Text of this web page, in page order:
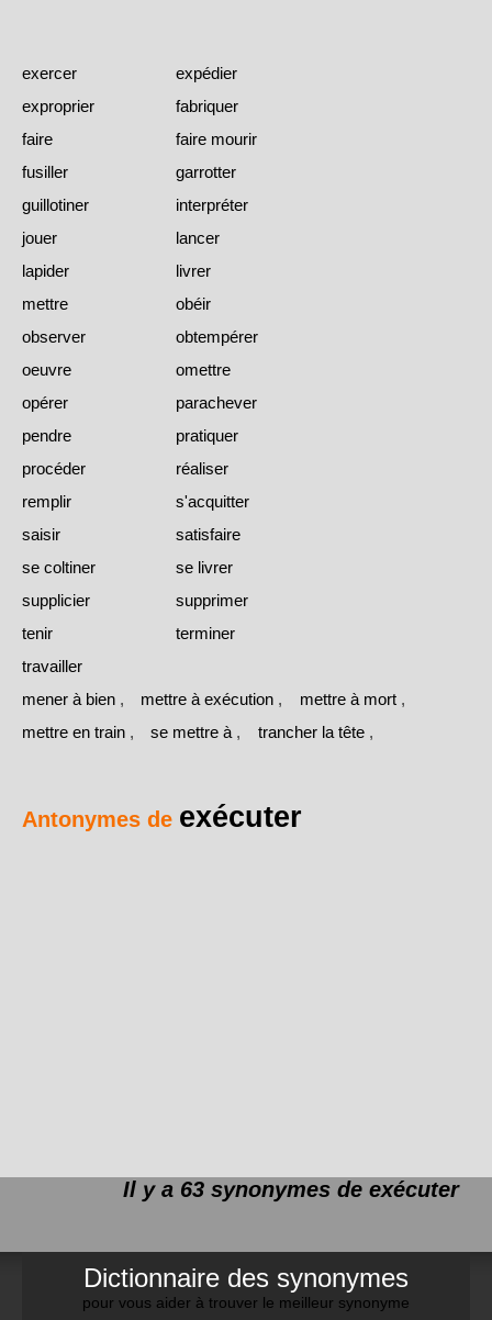
exercer
expédier
exproprier
fabriquer
faire
faire mourir
fusiller
garrotter
guillotiner
interpréter
jouer
lancer
lapider
livrer
mettre
obéir
observer
obtempérer
oeuvre
omettre
opérer
parachever
pendre
pratiquer
procéder
réaliser
remplir
s'acquitter
saisir
satisfaire
se coltiner
se livrer
supplicier
supprimer
tenir
terminer
travailler
mener à bien , mettre à exécution , mettre à mort ,
mettre en train , se mettre à , trancher la tête ,
Antonymes de exécuter
Il y a 63 synonymes de exécuter
Dictionnaire des synonymes
pour vous aider à trouver le meilleur synonyme